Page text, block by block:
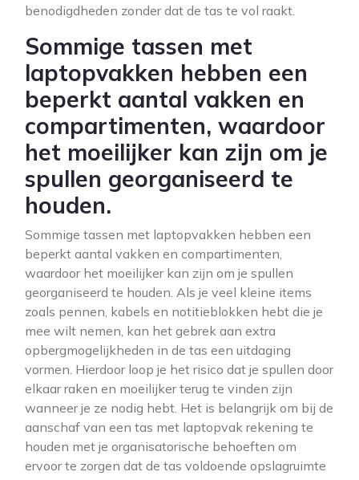
benodigdheden zonder dat de tas te vol raakt.
Sommige tassen met
laptopvakken hebben een
beperkt aantal vakken en
compartimenten, waardoor
het moeilijker kan zijn om je
spullen georganiseerd te
houden.
Sommige tassen met laptopvakken hebben een
beperkt aantal vakken en compartimenten,
waardoor het moeilijker kan zijn om je spullen
georganiseerd te houden. Als je veel kleine items
zoals pennen, kabels en notitieblokken hebt die je
mee wilt nemen, kan het gebrek aan extra
opbergmogelijkheden in de tas een uitdaging
vormen. Hierdoor loop je het risico dat je spullen door
elkaar raken en moeilijker terug te vinden zijn
wanneer je ze nodig hebt. Het is belangrijk om bij de
aanschaf van een tas met laptopvak rekening te
houden met je organisatorische behoeften om
ervoor te zorgen dat de tas voldoende opslagruimte